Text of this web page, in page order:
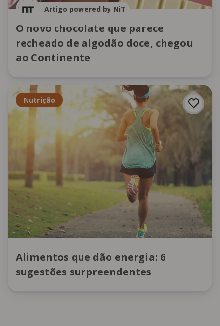
Artigo powered by NiT
O novo chocolate que parece
recheado de algodão doce, chegou
ao Continente
Nutrição
Alimentos que dão energia: 6
sugestões surpreendentes